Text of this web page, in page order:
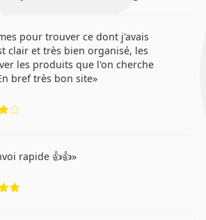
pour trouver ce dont j'avais
clair et très bien organisé, les
les produits que l'on cherche
bref très bon site
rapide 👍👍